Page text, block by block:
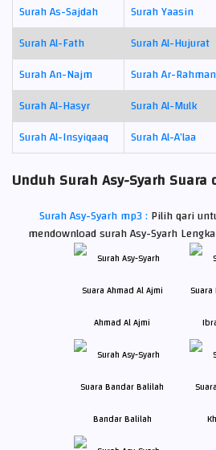
Surah As-Sajdah
Surah Yaasin
Surah Al-Fath
Surah Al-Hujurat
Surah An-Najm
Surah Ar-Rahman
Surah Al-Hasyr
Surah Al-Mulk
Surah Al-Insyiqaaq
Surah Al-A’laa
Unduh Surah Asy-Syarh
Surah Asy-Syarh mp3 : Pilih qari
mendownload surah Asy-Syarh
Ahmad Al Ajmi
Bandar Balilah